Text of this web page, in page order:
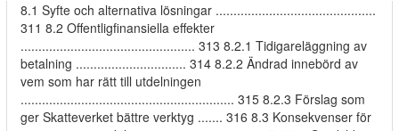
8.1 Syfte och alternativa lösningar .............................................
311 8.2 Offentligfinansiella effekter
................................................. 313 8.2.1 Tidigareläggning av
betalning ............................... 314 8.2.2 Ändrad innebörd av
vem som har rätt till utdelningen
............................................................ 315 8.2.3 Förslag som
ger Skatteverket bättre verktyg ....... 316 8.3 Konsekvenser för